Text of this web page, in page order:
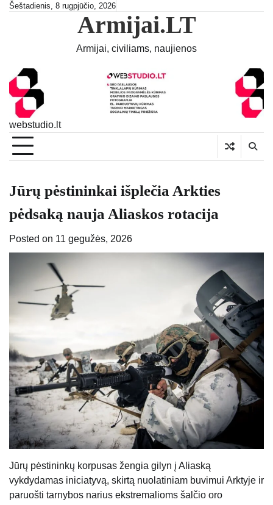
SkipŠeštadienis, 8 rugpjūčio, 2026
Armijai.LT
Armijai, civiliams, naujienos
webstudio.lt
Jūrų pėstininkai išplečia Arkties
pėdsaką nauja Aliaskos rotacija
Posted on 11 gegužės, 2026
Jūrų pėstininkų korpusas žengia gilyn į Aliaską
vykdydamas iniciatyvą, skirtą nuolatiniam buvimui Arktyje ir
paruošti tarnybos narius ekstremalioms šalčio oro